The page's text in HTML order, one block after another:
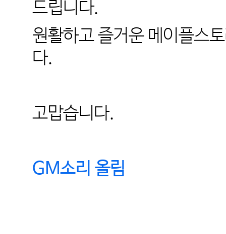
드립니다.
원활하고 즐거운 메이플스
다.
고맙습니다.
GM소리 올림